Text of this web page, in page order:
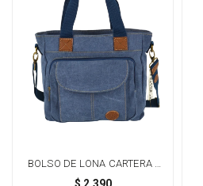
BOLSO DE LONA CARTERA -
AZUL